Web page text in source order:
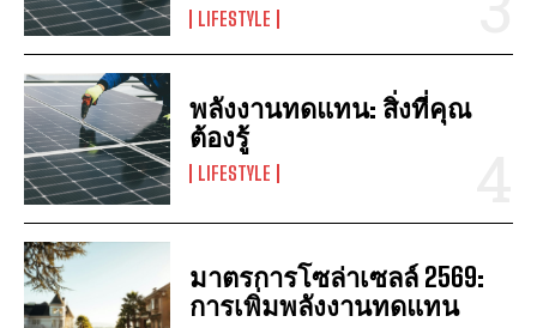
LIFESTYLE
พลังงานทดแทน: สิ่งที่คุณ
ต้องรู้
LIFESTYLE
มาตรการโซล่าเซลล์ 2569:
การเพิ่มพลังงานทดแทน